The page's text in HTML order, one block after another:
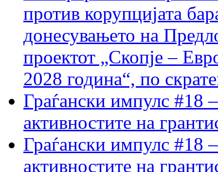
против корупцијата
донесувањето на
проектот „Скопје –
2028 година“, по
Граѓански импулс #18
активностите на
Граѓански импулс #18
активностите на